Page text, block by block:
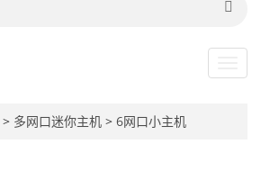
> 多网口迷你主机 > 6网口小主机